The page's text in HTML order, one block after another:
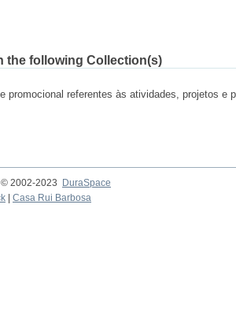
the following Collection(s)
promocional referentes às atividades, projetos e
2002-2023
DuraSpace
Casa Rui Barbosa